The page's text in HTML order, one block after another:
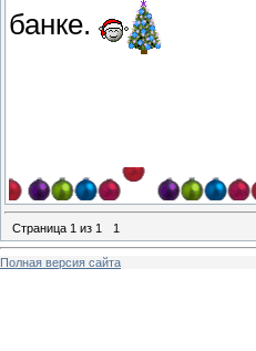
банке.
Страница 1 из 1 1
Полная версия сайта